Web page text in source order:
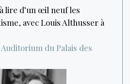
lire d’un œil neuf les
avec Louis Althusser à
Auditorium du Palais des